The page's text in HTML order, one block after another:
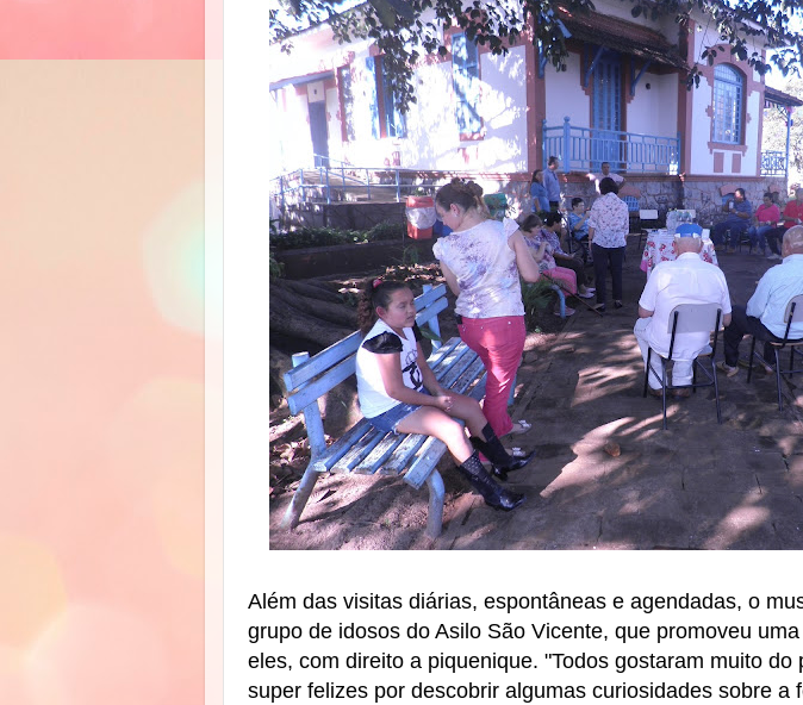
Além das visitas diárias, espontâneas e agendadas, o
grupo de idosos do Asilo São Vicente, que promoveu
eles, com direito a piquenique. "Todos gostaram muito do
super felizes por descobrir algumas curiosidades sobre a